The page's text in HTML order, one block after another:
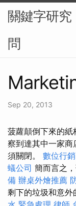
關鍵字研究
問
Sep 20, 2013
菠蘿顛倒下來的
察到達其中一家
須關閉。 數位行銷
蟻公司 簡而言之
備 辦桌外燴推薦
剩下的垃圾和意外